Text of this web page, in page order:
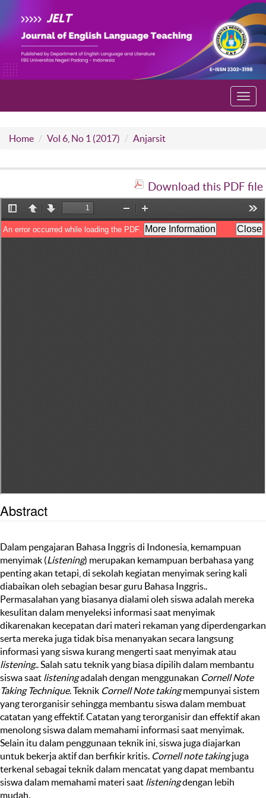
Home Vol 6, No 1 (2017) Anjarsit
Download this PDF file
Abstract
Dalam pengajaran Bahasa Inggris di Indonesia, kemampuan
menyimak (Listening) merupakan kemampuan berbahasa yang
penting akan tetapi, di sekolah kegiatan menyimak sering kali
diabaikan oleh sebagian besar guru Bahasa Inggris..
Permasalahan yang biasanya dialami oleh siswa adalah mereka
kesulitan dalam menyeleksi informasi saat menyimak
dikarenakan kecepatan dari materi rekaman yang diperdengarkan
serta mereka juga tidak bisa menanyakan secara langsung
informasi yang siswa kurang mengerti saat menyimak atau
listening.. Salah satu teknik yang biasa dipilih dalam membantu
siswa saat listeningadalah dengan menggunakan Cornell Note
Taking Technique. Teknik Cornell Note takingmempunyai sistem
yang terorganisir sehingga membantu siswa dalam membuat
catatan yang effektif. Catatan yang terorganisir dan effektif akan
menolong siswa dalam memahami informasi saat menyimak.
Selain itu dalam penggunaan teknik ini, siswa juga diajarkan
untuk bekerja aktif dan berfikir kritis. Cornell note takingjuga
terkenal sebagai teknik dalam mencatat yang dapat membantu
siswa dalam memahami materi saat listeningdengan lebih
mudah.